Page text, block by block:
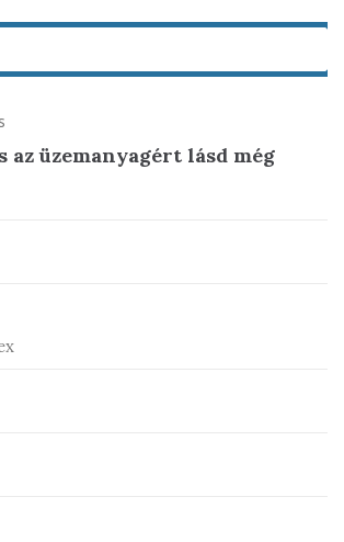
az üzemanyagért lásd még